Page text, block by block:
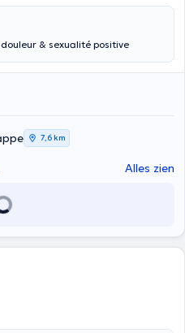
& sexualité positive
7,6 km
Alles zien